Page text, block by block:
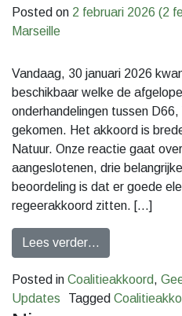
Posted on 2 februari 2026 (2
Marseille
Vandaag, 30 januari 2026
beschikbaar welke de
onderhandelingen tussen
gekomen. Het akkoord is
Natuur. Onze reactie gaat
aangeslotenen, drie
beoordeling is dat er goede
regeerakkoord zitten. […]
Lees verder…
Posted in Coalitieakkoord,
Updates
Tagged